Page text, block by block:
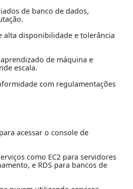
de banco de dados,
alta disponibilidade e tolerância
de máquina e
escala.
com regulamentações
acessar o console de
como EC2 para servidores
e RDS para bancos de